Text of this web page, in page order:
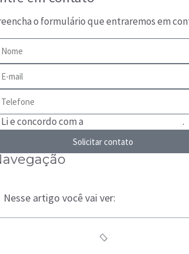
o formulário que entraremos em
Li e concordo com a .
Solicitar contato
Nesse artigo você vai ver: